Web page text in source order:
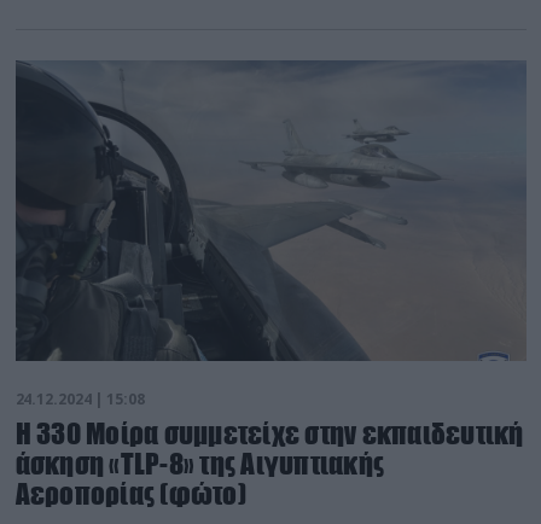
24.12.2024 | 15:08
Η 330 Μοίρα συμμετείχε στην εκπαιδευτική
άσκηση «TLP-8» της Αιγυπτιακής
Αεροπορίας (φώτο)